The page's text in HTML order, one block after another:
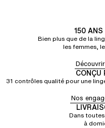
150
Bien plus que de la
les femmes,
CONÇU
31 contrôles qualité pour une
Nos
Dans
à